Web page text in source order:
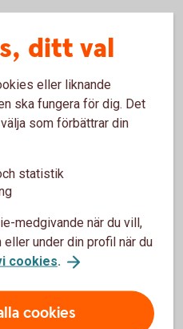
kan göra
med en skärmläsare.
procent utan att texten
åtgärder för att
våra interna policyer och
ditt val
eller liknande
ska fungera för dig. Det
som förbättrar din
statistik
medgivande när du vill,
under din profil när du
cookies.
cookies